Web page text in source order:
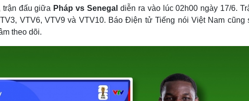
Lịch thi đấu bóng đá
Thế giới thể thao
eSports
Xe máy
Tư vấn
Vì
Văn học
Thời trang
trận đấu giữa Pháp vs Senegal diễn ra vào lúc 02h00 ngày 17/6.
VTV6, VTV9 và VTV10. Báo Điện tử Tiếng nói Việt Nam cũng
theo dõi.